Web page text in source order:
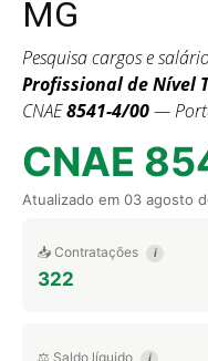
MG
Pesquisa cargos e
Profissional de Nível
CNAE8541-4/00—
CNAE
Atualizado em 03 agosto
📥 Contratações i
322
⚖️ Saldo líquido i